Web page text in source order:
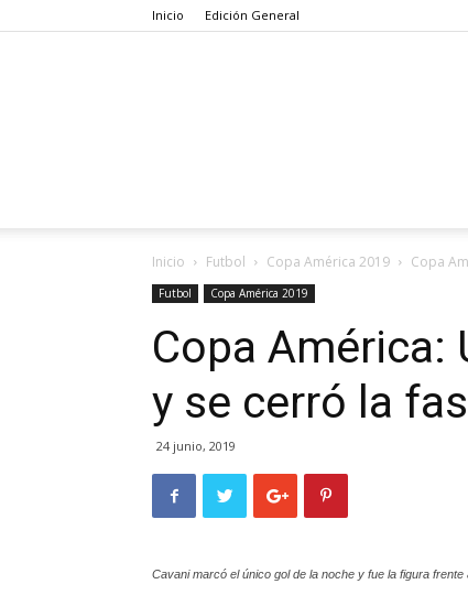
Inicio Edición General
Inicio Futbol Copa América 2019 Copa
Futbol Copa América 2019
Copa América:
y se cerró la
24 junio, 2019
Cavani marcó el único gol de la noche y fue la figura frente